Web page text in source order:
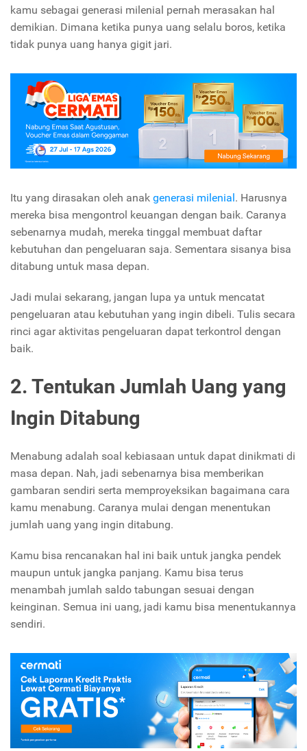
kamu sebagai generasi milenial pernah merasakan hal
demikian. Dimana ketika punya uang selalu boros, ketika
tidak punya uang hanya gigit jari.
Itu yang dirasakan oleh anak generasi milenial. Harusnya
mereka bisa mengontrol keuangan dengan baik. Caranya
sebenarnya mudah, mereka tinggal membuat daftar
kebutuhan dan pengeluaran saja. Sementara sisanya bisa
ditabung untuk masa depan.
Jadi mulai sekarang, jangan lupa ya untuk mencatat
pengeluaran atau kebutuhan yang ingin dibeli. Tulis secara
rinci agar aktivitas pengeluaran dapat terkontrol dengan
baik.
2. Tentukan Jumlah Uang yang
Ingin Ditabung
Menabung adalah soal kebiasaan untuk dapat dinikmati di
masa depan. Nah, jadi sebenarnya bisa memberikan
gambaran sendiri serta memproyeksikan bagaimana cara
kamu menabung. Caranya mulai dengan menentukan
jumlah uang yang ingin ditabung.
Kamu bisa rencanakan hal ini baik untuk jangka pendek
maupun untuk jangka panjang. Kamu bisa terus
menambah jumlah saldo tabungan sesuai dengan
keinginan. Semua ini uang, jadi kamu bisa menentukannya
sendiri.